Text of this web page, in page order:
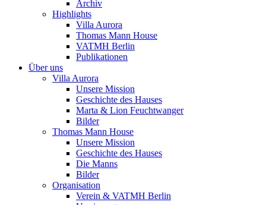
Archiv
Highlights
Villa Aurora
Thomas Mann House
VATMH Berlin
Publikationen
Über uns
Villa Aurora
Unsere Mission
Geschichte des Hauses
Marta & Lion Feuchtwanger
Bilder
Thomas Mann House
Unsere Mission
Geschichte des Hauses
Die Manns
Bilder
Organisation
Verein & VATMH Berlin